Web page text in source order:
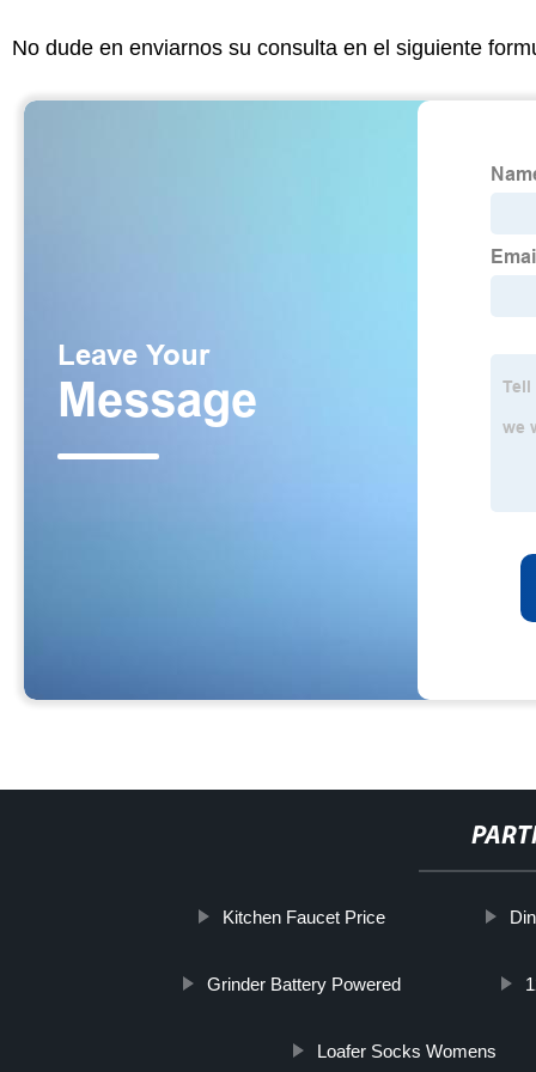
No dude en enviarnos su consulta en el siguiente
Kitchen Faucet Price
Grinder Battery Powered
Loafer Socks Womens